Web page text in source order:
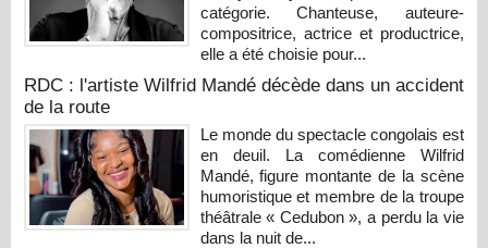
catégorie. Chanteuse, auteure-
compositrice, actrice et productrice,
elle a été choisie pour...
RDC : l'artiste Wilfrid Mandé décède dans un accident
de la route
Le monde du spectacle congolais est
en deuil. La comédienne Wilfrid
Mandé, figure montante de la scène
humoristique et membre de la troupe
théâtrale « Cedubon », a perdu la vie
dans la nuit de...